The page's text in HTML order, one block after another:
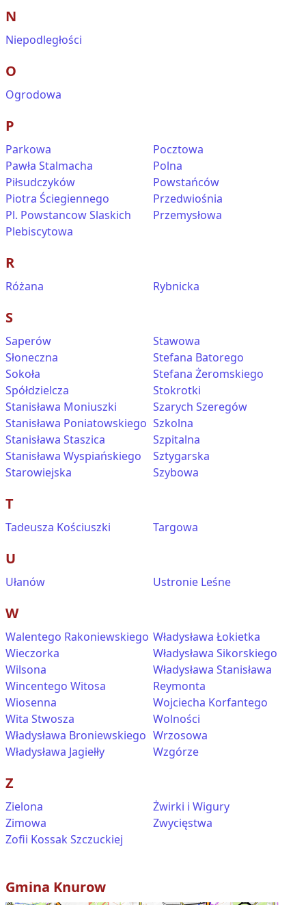
N
Niepodległości
O
Ogrodowa
P
Parkowa
Pawła Stalmacha
Piłsudczyków
Piotra Ściegiennego
Pl. Powstancow Slaskich
Plebiscytowa
Pocztowa
Polna
Powstańców
Przedwiośnia
Przemysłowa
R
Różana Rybnicka
S
Saperów
Słoneczna
Sokoła
Spółdzielcza
Stanisława Moniuszki
Stanisława Poniatowskiego
Stanisława Staszica
Stanisława Wyspiańskiego
Starowiejska
Stawowa
Stefana Batorego
Stefana Żeromskiego
Stokrotki
Szarych Szeregów
Szkolna
Szpitalna
Sztygarska
Szybowa
T
Tadeusza Kościuszki Targowa
U
Ułanów Ustronie Leśne
W
Walentego Rakoniewskiego
Wieczorka
Wilsona
Wincentego Witosa
Wiosenna
Wita Stwosza
Władysława Broniewskiego
Władysława Jagiełły
Władysława Łokietka
Władysława Sikorskiego
Władysława Stanisława
Reymonta
Wojciecha Korfantego
Wolności
Wrzosowa
Wzgórze
Z
Zielona
Zimowa
Zofii Kossak Szczuckiej
Żwirki i Wigury
Zwycięstwa
Gmina Knurow